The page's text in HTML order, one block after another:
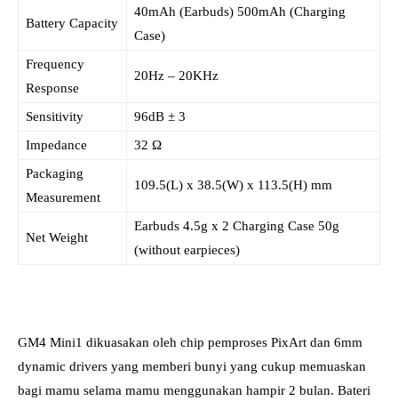
Battery Capacity
40mAh (Earbuds) 500mAh (Charging
Case)
Frequency
Response
20Hz – 20KHz
Sensitivity
96dB ± 3
Impedance
32 Ω
Packaging
Measurement
109.5(L) x 38.5(W) x 113.5(H) mm
Net Weight
Earbuds 4.5g x 2 Charging Case 50g
(without earpieces)
GM4 Mini1 dikuasakan oleh chip pemproses PixArt dan 6mm
dynamic drivers yang memberi bunyi yang cukup memuaskan
bagi mamu selama mamu menggunakan hampir 2 bulan. Bateri